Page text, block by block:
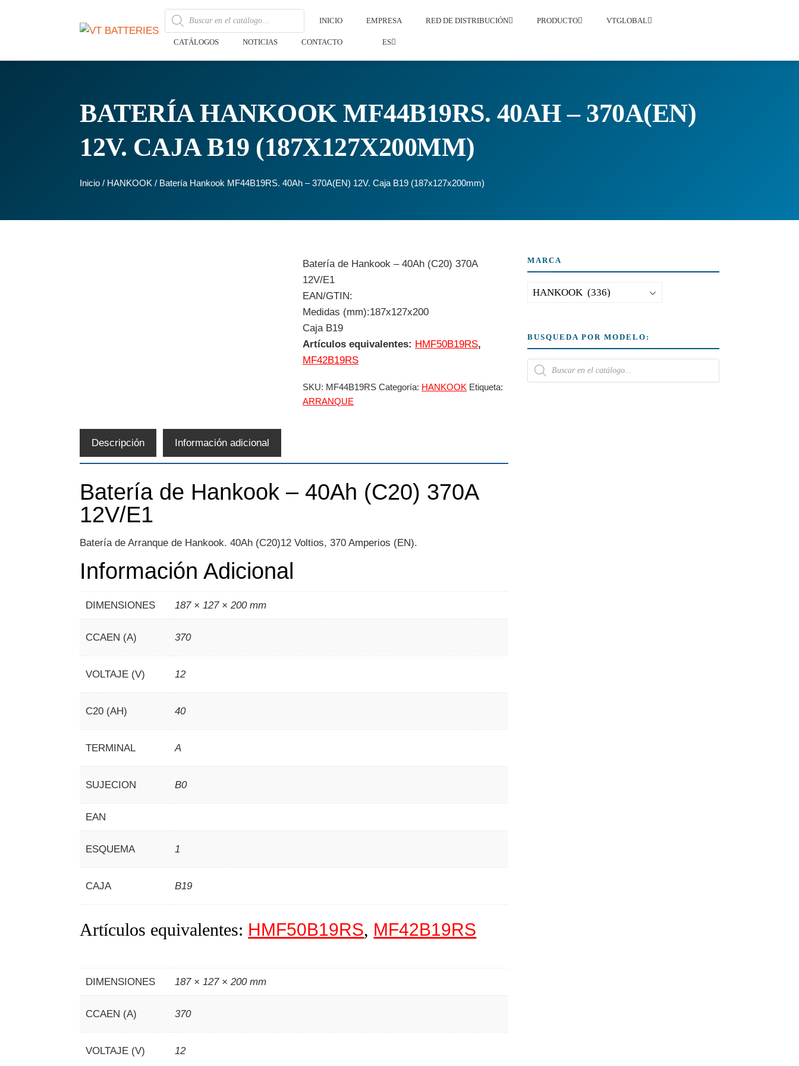
INICIO EMPRESA RED DE DISTRIBUCIÓN PRODUCTO VTGLOBAL
CATÁLOGOS NOTICIAS CONTACTO ES
BATERÍA HANKOOK MF44B19RS. 40AH – 370A(EN)
12V. CAJA B19 (187X127X200MM)
Inicio / HANKOOK / Batería Hankook MF44B19RS. 40Ah – 370A(EN) 12V. Caja B19 (187x127x200mm)
Batería de Hankook – 40Ah (C20) 370A
12V/E1
EAN/GTIN:
Medidas (mm):187x127x200
Caja B19
Artículos equivalentes: HMF50B19RS,
MF42B19RS
SKU: MF44B19RS Categoría: HANKOOK Etiqueta:
ARRANQUE
Descripción Información adicional
Batería de Hankook – 40Ah (C20) 370A
12V/E1
Batería de Arranque de Hankook. 40Ah (C20)12 Voltios, 370 Amperios (EN).
Información Adicional
DIMENSIONES 187 × 127 × 200 mm
CCAEN (A) 370
VOLTAJE (V) 12
C20 (AH) 40
TERMINAL A
SUJECION B0
EAN
ESQUEMA 1
CAJA B19
Artículos equivalentes: HMF50B19RS, MF42B19RS
DIMENSIONES 187 × 127 × 200 mm
CCAEN (A) 370
VOLTAJE (V) 12
MARCA
BUSQUEDA POR MODELO: